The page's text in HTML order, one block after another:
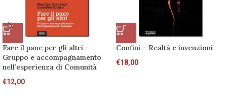
Fare il pane per gli altri –
Gruppo e accompagnamento
nell’esperienza di Comunità
€12,00
Confini – Realtà e invenzioni
€18,00